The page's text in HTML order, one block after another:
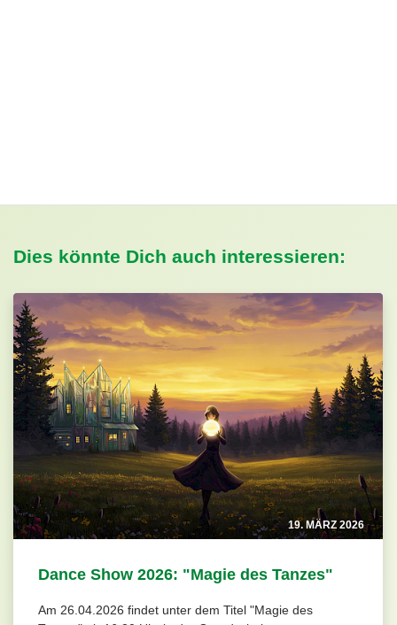
Dies könnte Dich auch interessieren:
19. MÄRZ 2026
Dance Show 2026: "Magie des Tanzes"
Am 26.04.2026 findet unter dem Titel "Magie des